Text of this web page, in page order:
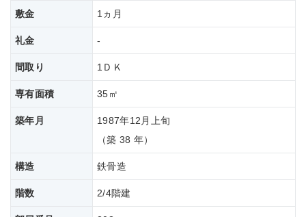
敷金 1ヵ月
礼金 -
間取り 1ＤＫ
専有面積 35㎡
築年月
1987年12月上旬
（築 38 年）
構造 鉄骨造
階数 2/4階建